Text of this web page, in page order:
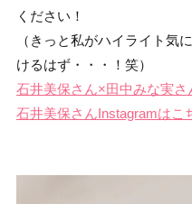
ください！
（きっと私がハイライト気
けるはず・・・！笑）
石井美保さん×田中みな実さ
石井美保さんInstagramはこ